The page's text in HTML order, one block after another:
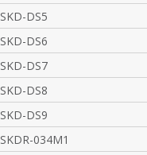
SKD-DS5
SKD-DS6
SKD-DS7
SKD-DS8
SKD-DS9
SKDR-034M1